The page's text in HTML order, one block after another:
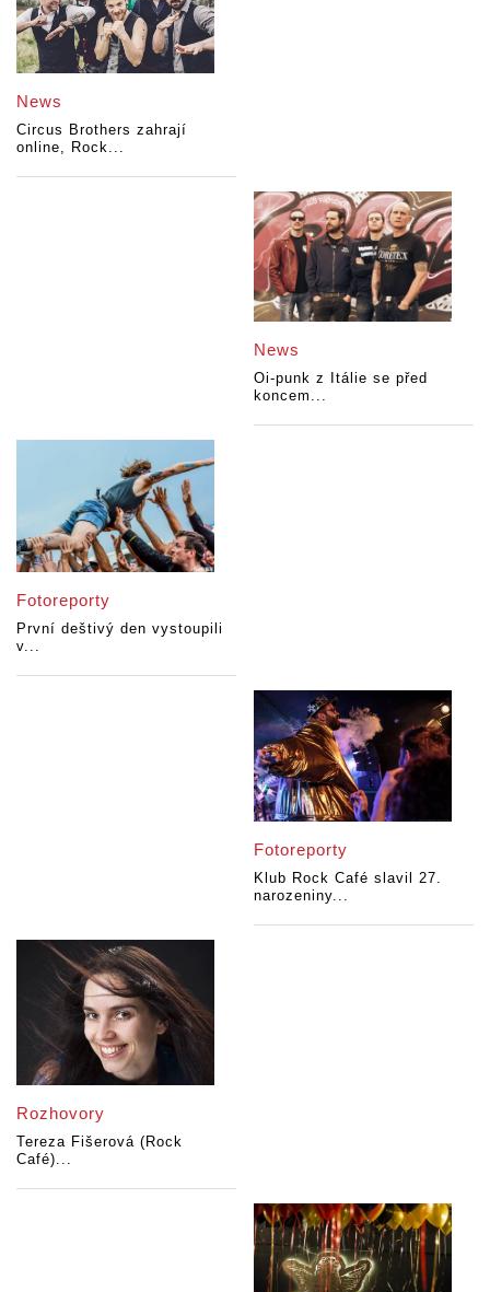
News
Circus Brothers zahrají
online, Rock...
News
Oi-punk z Itálie se před
koncem...
Fotoreporty
První deštivý den vystoupili
v...
Fotoreporty
Klub Rock Café slavil 27.
narozeniny...
Rozhovory
Tereza Fišerová (Rock
Café)...